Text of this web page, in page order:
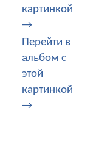
картинкой
→
Перейти в
альбом с
этой
картинкой
→